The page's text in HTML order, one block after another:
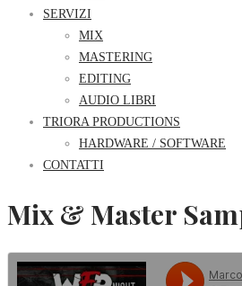
SERVIZI
MIX
MASTERING
EDITING
AUDIO LIBRI
TRIORA PRODUCTIONS
HARDWARE / SOFTWARE
CONTATTI
Mix & Master